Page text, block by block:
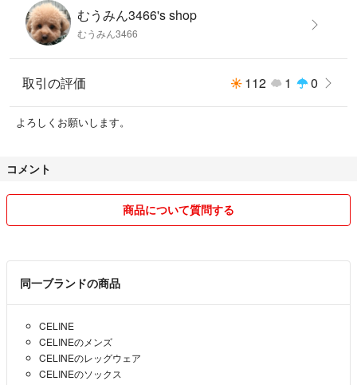
むうみん3466's shop
むうみん3466
取引の評価 112 1 0
よろしくお願いします。
コメント
商品について質問する
同一ブランドの商品
CELINE
CELINEのメンズ
CELINEのレッグウェア
CELINEのソックス